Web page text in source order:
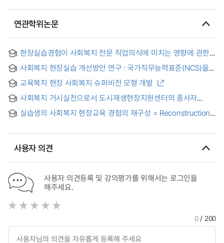
연관학위논문
현장실습경험이 사회복지 전문 직업의식에 미치는 영향에 관한
the Effect of Social Work Field-experience on the
Professional Consciousness of Social Welfare : Focused
on the University Students in
Seoul·Gyeonggi·Chungcheong
사회복지 현장실습 개선방안 연구 : 국가직무능력표준(NCS)을
Field Practicum : Focused on the National Competency
Standards(NCS)
교육복지 현장 사회복지 슈퍼비전 모형 개발
사회복지 거시실천으로서 도시재생현장지원센터의 종사자
Employees’ Performance and Perception of Urban
실습생의 사회복지 현장교육 경험의 재구성 = Reconstruction
사용자 의견
사용자 의견등록 및 강의평가를 위해서는 로그인을
해주세요.
0/ 200